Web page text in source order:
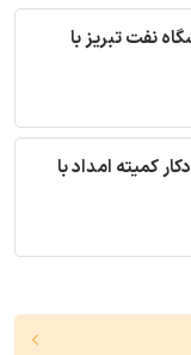
نفت تبریز با
کمیته امداد با